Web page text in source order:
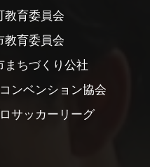
教育委員会
教育委員会
まちづくり公社
ンベンション協会
サッカーリーグ